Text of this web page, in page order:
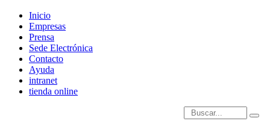
Inicio
Empresas
Prensa
Sede Electrónica
Contacto
Ayuda
intranet
tienda online
Introduce términos de